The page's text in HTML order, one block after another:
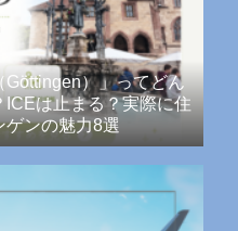
）」ってどん
は止まる？実際に住
ゲンの魅力8選